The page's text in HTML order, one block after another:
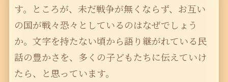
す。ところが、未だ戦争が無くならず、お互い
の国が戦々恐々としているのはなぜでしょう
か。文字を持たない頃から語り継がれている民
話の豊かさを、多くの子どもたちに伝えていけ
たら、と思っています。